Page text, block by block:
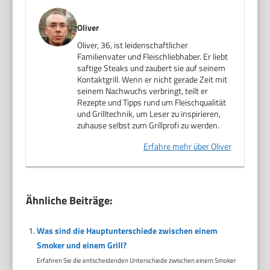
Oliver
Oliver, 36, ist leidenschaftlicher
Familienvater und Fleischliebhaber. Er liebt
saftige Steaks und zaubert sie auf seinem
Kontaktgrill. Wenn er nicht gerade Zeit mit
seinem Nachwuchs verbringt, teilt er
Rezepte und Tipps rund um Fleischqualität
und Grilltechnik, um Leser zu inspirieren,
zuhause selbst zum Grillprofi zu werden.
Erfahre mehr über Oliver
Ähnliche Beiträge:
Was sind die Hauptunterschiede zwischen einem
Smoker und einem Grill?
Erfahren Sie die entscheidenden Unterschiede zwischen einem Smoker